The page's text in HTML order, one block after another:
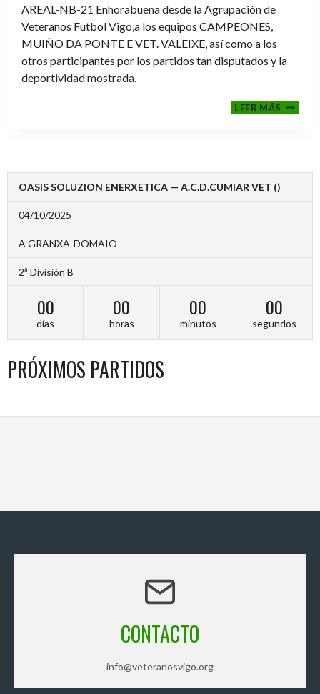
AREAL-NB-21 Enhorabuena desde la Agrupación de
Veteranos Futbol Vigo,a los equipos CAMPEONES,
MUIÑO DA PONTE E VET. VALEIXE, así como a los
otros participantes por los partidos tan disputados y la
deportividad mostrada.
LEER MÁS
2024-
OASIS SOLUZION ENERXETICA — A.C.D.CUMIAR VET ()
04/10/2025
A GRANXA-DOMAIO
2ª División B
00
días
00
horas
00
minutos
00
segundos
PRÓXIMOS PARTIDOS
CONTACTO
info@veteranosvigo.org